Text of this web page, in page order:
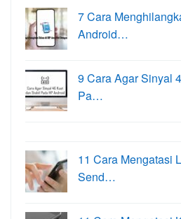
7 Cara
Android…
9 Cara Agar Sinyal
Pa…
11 Cara Mengatasi
Send…